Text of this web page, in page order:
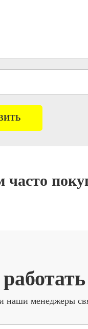
часто
и наши менеджеры